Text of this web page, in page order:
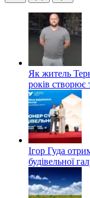
ОстанніПопулярні
Теги
Як житель
років створює
Ігор Гуда
будівельної